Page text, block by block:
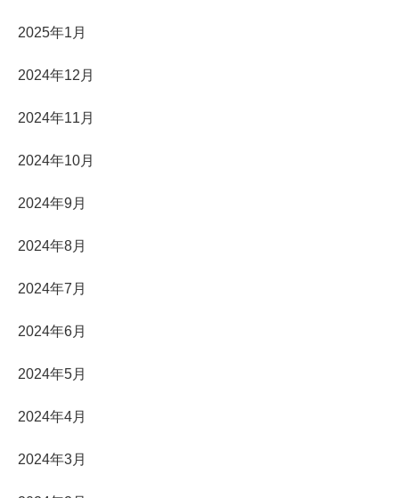
2025年1月
2024年12月
2024年11月
2024年10月
2024年9月
2024年8月
2024年7月
2024年6月
2024年5月
2024年4月
2024年3月